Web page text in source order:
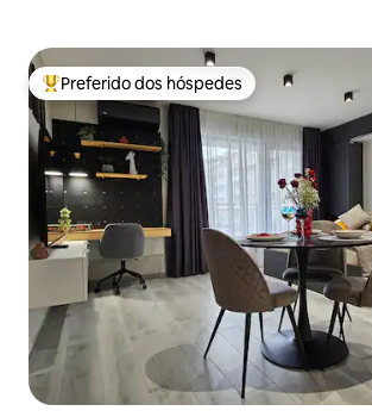
Entre os melhores preferidos dos hóspedes
Preferido dos hóspedes